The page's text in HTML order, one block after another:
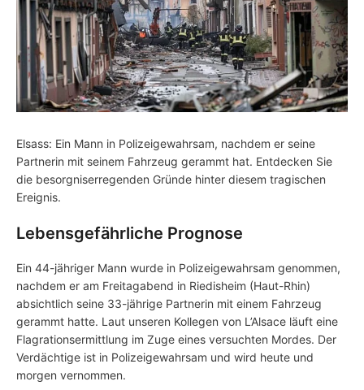
Elsass: Ein Mann in Polizeigewahrsam, nachdem er seine
Partnerin mit seinem Fahrzeug gerammt hat. Entdecken Sie
die besorgniserregenden Gründe hinter diesem tragischen
Ereignis.
Lebensgefährliche Prognose
Ein 44-jähriger Mann wurde in Polizeigewahrsam genommen,
nachdem er am Freitagabend in Riedisheim (Haut-Rhin)
absichtlich seine 33-jährige Partnerin mit einem Fahrzeug
gerammt hatte. Laut unseren Kollegen von L’Alsace läuft eine
Flagrationsermittlung im Zuge eines versuchten Mordes. Der
Verdächtige ist in Polizeigewahrsam und wird heute und
morgen vernommen.